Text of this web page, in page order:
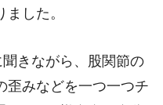
した。
きながら、股関節の
歪みなどを一つ一つチ